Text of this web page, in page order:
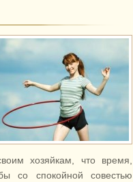
хозяйкам, что время,
со спокойной совестью